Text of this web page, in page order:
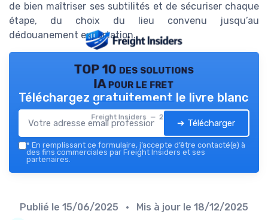
de bien maîtriser ses subtilités et de sécuriser chaque
étape, du choix du lieu convenu jusqu’au
dédouanement exportation.
TOP 10 des solutions
IA pour le fret
Freight Insiders — 2026
Téléchargez gratuitement le livre blanc
➔ Télécharger
* En remplissant ce formulaire, j’accepte d’être contacté(e) à
des fins commerciales par Freight Insiders et ses
partenaires.
Publié le 15/06/2025 • Mis à jour le 18/12/2025